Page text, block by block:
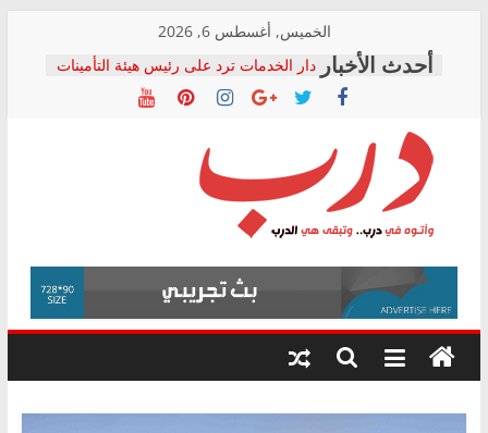
content
الخميس, أغسطس 6, 2026
دار الخدمات ترد على رئيس هيئة التأمينات
بعد مؤتمره الصحفي: إنكار الأزمة لا ينهي
معاناة أصحاب المعاشات.. ونطالب بكشف
فرحات سليمان يكتب: القطاع الصحي إلى
أين؟
حزب التحالف الشعبي يطلق لجنة “الحق
في الصحة” بالإسكندرية لرصد الانتهاكات
ودعم المرضى
الوزاري لمدينة الصحفيين.. وانتهاء أعمال
إنشاء المبنى الإداري
المجلس القومي لحقوق الإنسان يعلن
متابعة قضية الدكتور محمد زهران.. ويؤكد:
قرينة البراءة وضمانات المحاكمة العادلة
درب
وأتوه
درب..
وتبقى
هي